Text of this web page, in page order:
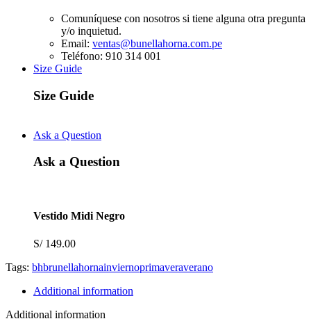
Comuníquese con nosotros si tiene alguna otra pregunta
y/o inquietud.
Email: ventas@bunellahorna.com.pe
Teléfono: 910 314 001
Size Guide
Size Guide
Ask a Question
Ask a Question
Vestido Midi Negro
S/149.00
Tags: bhbrunellahornainviernoprimaveraverano
Additional information
Additional information